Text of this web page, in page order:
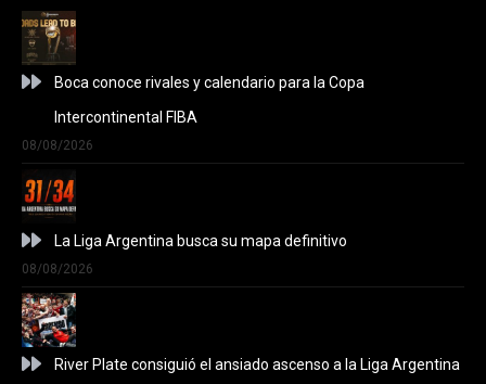
Boca conoce rivales y calendario para la Copa
Intercontinental FIBA
08/08/2026
La Liga Argentina busca su mapa definitivo
08/08/2026
River Plate consiguió el ansiado ascenso a la Liga Argentina